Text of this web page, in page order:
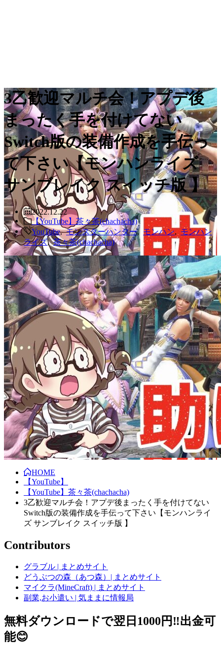
3乙歓迎マルチ会！アプデ後
まったく手を付けてない
Switch版の装備作成を手伝っ
て下さい【モンハンライズ
サンブレイク スイッチ版 】
2022.12.22
【YouTube】茶々茶(chachacha)
YouTube,モンスターハンター, モンハン,モンハン
ライズ,茶々茶(chachacha)
HOME
【YouTube】
【YouTube】茶々茶(chachacha)
3乙歓迎マルチ会！アプデ後まったく手を付けてない
Switch版の装備作成を手伝って下さい【モンハンライ
ズ サンブレイク スイッチ版 】
Contributors
グラブル | まとめサイト
どうぶつの森（あつ森）| まとめサイト
マイクラ(MineCraft) | まとめサイト
副業,お小遣い | 気ままに情報局
無料ダウンロードで翌日1000円‼️出金可
能😊